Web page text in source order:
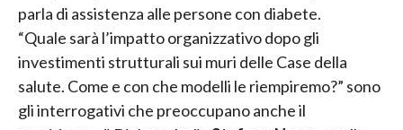
parla di assistenza alle persone con diabete.
“Quale sarà l’impatto organizzativo dopo gli
investimenti strutturali sui muri delle Case della
salute. Come e con che modelli le riempiremo?” sono
gli interrogativi che preoccupano anche il